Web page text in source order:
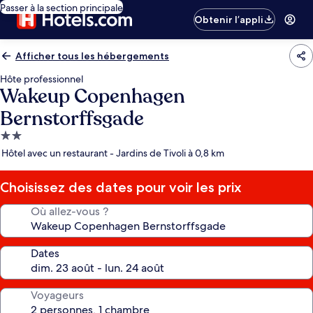
Passer à la section principale
Obtenir l’appli
Afficher tous les hébergements
Hôte professionnel
Wakeup Copenhagen
Bernstorffsgade
Hébergement
2.0 étoiles
Hôtel avec un restaurant - Jardins de Tivoli à 0,8 km
Choisissez des dates pour voir les prix
Où allez-vous ?
Dates
Voyageurs